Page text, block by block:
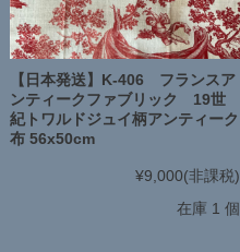
【日本発送】K-406 フランスア
ンティークファブリック 19世
紀トワルドジュイ柄アンティーク
布 56x50cm
¥9,000(非課税)
在庫 1 個